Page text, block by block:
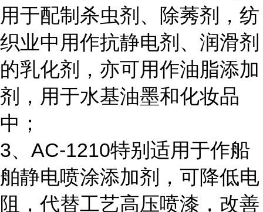
用于配制杀虫剂、除莠剂，纺
织业中用作抗静电剂、润滑剂
的乳化剂，亦可用作油脂添加
剂，用于水基油墨和化妆品
中；
3、AC-1210特别适用于作船
舶静电喷涂添加剂，可降低电
阻，代替工艺高压喷漆，改善